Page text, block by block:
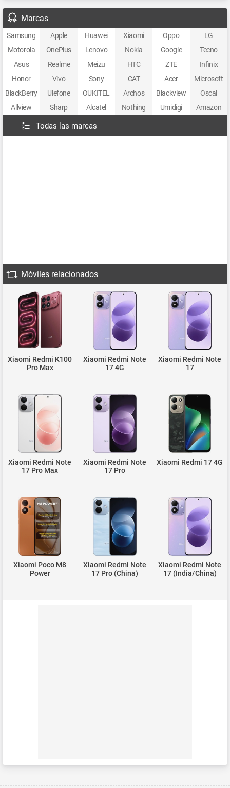
Marcas
Samsung Apple Huawei Xiaomi Oppo
LG
Motorola
OnePlus Lenovo Nokia Google
Tecno
Asus
Realme Meizu HTC ZTE
Infinix
Honor
Vivo Sony CAT Acer
Microsoft
BlackBerry
Ulefone OUKITEL Archos Blackview
Oscal
Allview
Sharp Alcatel Nothing Umidigi Amazon
Todas las marcas
Móviles relacionados
Xiaomi Redmi K100
Pro Max
Xiaomi Redmi Note
17 4G
Xiaomi Redmi Note
17
Xiaomi Redmi Note
17 Pro Max
Xiaomi Redmi Note
17 Pro
Xiaomi Redmi 17 4G
Xiaomi Poco M8
Power
Xiaomi Redmi Note
17 Pro (China)
Xiaomi Redmi Note
17 (India/China)